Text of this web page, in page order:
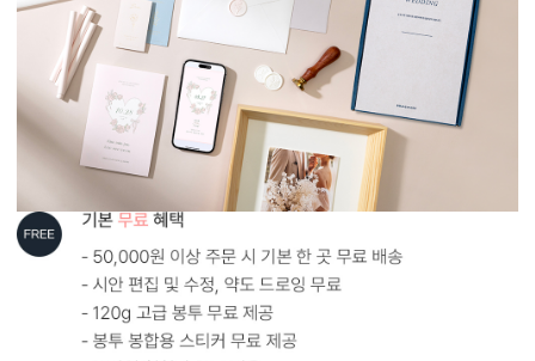
형태 및 구성
카드 113x170(mm) / 세로2단 / 봉투120x180(mm)
봉합용 스티커 기본 구성입니다.
살구빛핑크 봉투를 기본으로 제공하는 카드입니다. (변경 가능)